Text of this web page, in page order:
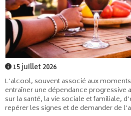
15 juillet 2026
L’alcool, souvent associé aux
entraîner une dépendance progressive
sur la santé, la vie sociale et familiale,
repérer les signes et de demander de